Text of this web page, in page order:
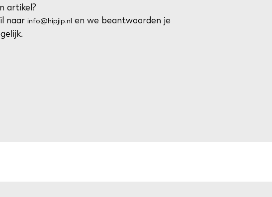
artikel?
naar info@hipjip.nl en we beantwoorden je